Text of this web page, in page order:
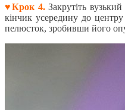
♥Крок 4.Закрутіть
кінчик усередину до
пелюсток, зробивши його